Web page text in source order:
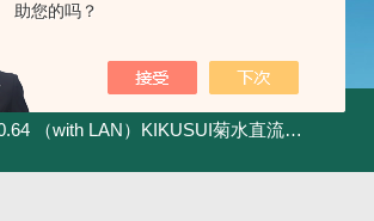
助您的吗？
with LAN）KIKUSUI菊水直流电源-四象限节能测试